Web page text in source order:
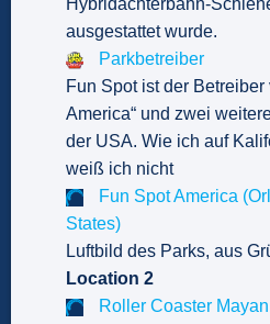
Hybridachterbahn-
ausgestattet wurde.
Parkbetreiber
Fun Spot ist der Betreiber
America“ und zwei
der USA. Wie ich auf
weiß ich nicht
Fun Spot America
States)
Luftbild des Parks, aus
Location 2
Roller Coaster